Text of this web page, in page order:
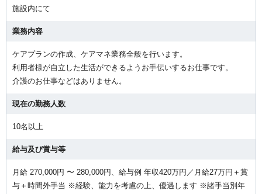
施設内にて
業務内容
ケアプランの作成、ケアマネ業務全般を行います。
利用者様が自立した生活ができるようお手伝いするお仕事です。
介護のお仕事などはありません。
現在の勤務人数
10名以上
給与及び賞与等
月給 270,000円 〜 280,000円、給与例 年収420万円／月給27万円＋賞
与＋時間外手当 ※経験、能力を考慮の上、優遇します ※諸手当別年